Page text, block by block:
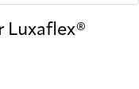
Luxaflex®